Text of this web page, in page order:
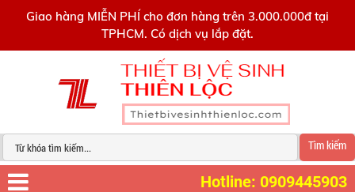
Giao hàng MIỄN PHÍ cho đơn hàng trên 3.000.000đ tại
TPHCM. Có dịch vụ lắp đặt.
Tìm kiếm
Hotline: 0909445903
0909445903